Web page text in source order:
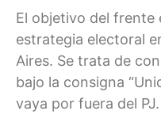
El objetivo del frente
estrategia electoral
Aires. Se trata de
bajo la consigna
vaya por fuera del PJ.